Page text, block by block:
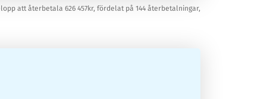
att återbetala 626 457kr, fördelat på 144 återbetalningar,